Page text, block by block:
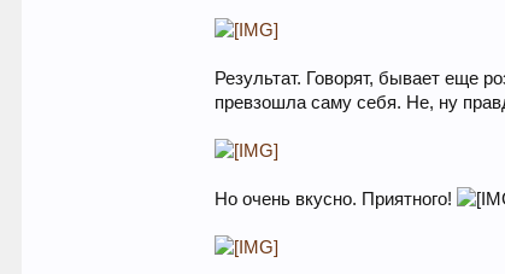
Результат. Говорят, бывает еще
превзошла саму себя. Не, ну
Но очень вкусно. Приятного!